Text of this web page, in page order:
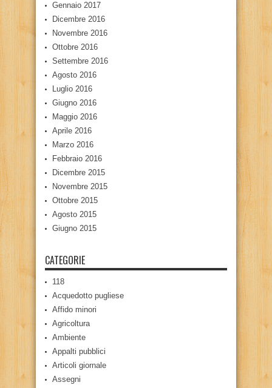
Gennaio 2017
Dicembre 2016
Novembre 2016
Ottobre 2016
Settembre 2016
Agosto 2016
Luglio 2016
Giugno 2016
Maggio 2016
Aprile 2016
Marzo 2016
Febbraio 2016
Dicembre 2015
Novembre 2015
Ottobre 2015
Agosto 2015
Giugno 2015
CATEGORIE
118
Acquedotto pugliese
Affido minori
Agricoltura
Ambiente
Appalti pubblici
Articoli giornale
Assegni